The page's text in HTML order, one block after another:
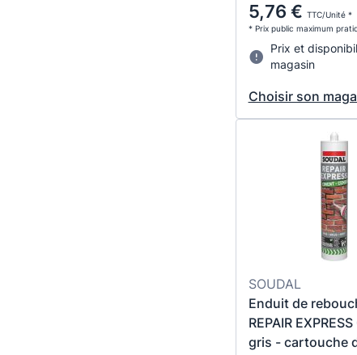
5,76 € TTC/Unité *
* Prix public maximum
Prix et
magasin
Choisir son
SOUDAL
Enduit de
REPAIR
gris - cartouche